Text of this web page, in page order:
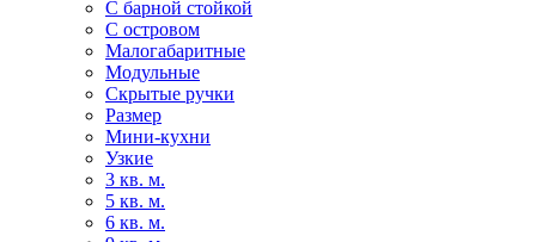
С барной стойкой
С островом
Малогабаритные
Модульные
Скрытые ручки
Размер
Мини-кухни
Узкие
3 кв. м.
5 кв. м.
6 кв. м.